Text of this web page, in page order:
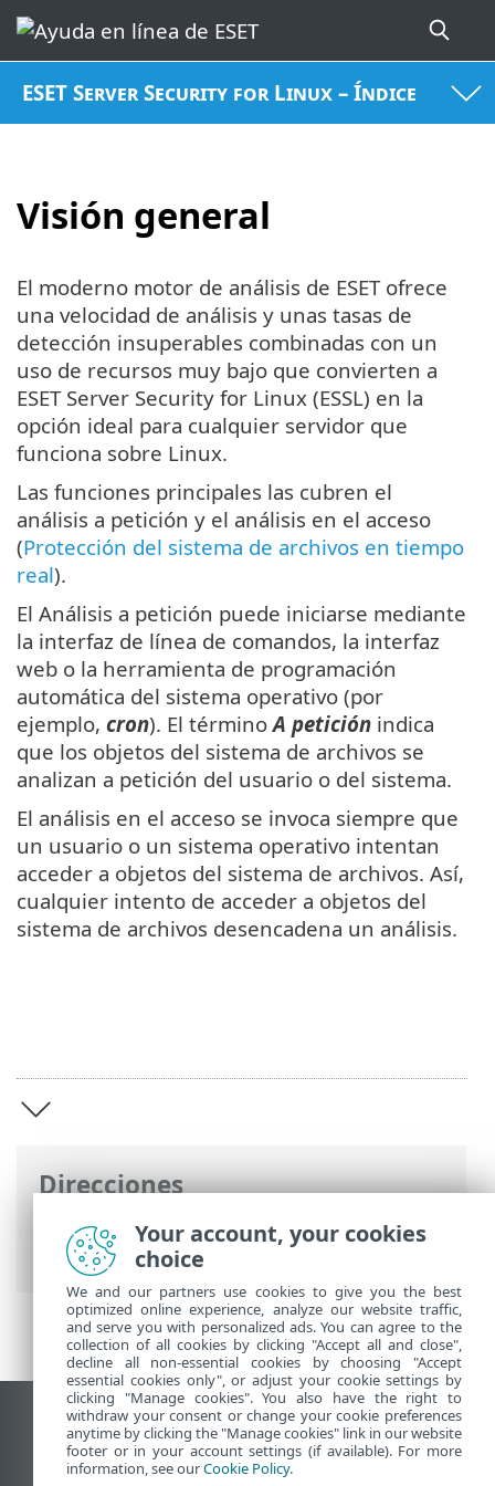
ESET Server Security for Linux – Índice
Visión general
Direcciones
Ayuda en línea de ESET> ESET Server
Security for Linux
Visión general
El moderno motor de análisis de ESET ofrece
una velocidad de análisis y unas tasas de
detección insuperables combinadas con un
uso de recursos muy bajo que convierten a
ESET Server Security for Linux (ESSL) en la
opción ideal para cualquier servidor que
funciona sobre Linux.
Las funciones principales las cubren el
análisis a petición y el análisis en el acceso
(Protección del sistema de archivos en tiempo
real).
El Análisis a petición puede iniciarse mediante
la interfaz de línea de comandos, la interfaz
web o la herramienta de programación
automática del sistema operativo (por
ejemplo, cron). El términoA petición indica
que los objetos del sistema de archivos se
analizan a petición del usuario o del sistema.
El análisis en el acceso se invoca siempre que
un usuario o un sistema operativo intentan
acceder a objetos del sistema de archivos. Así,
cualquier intento de acceder a objetos del
sistema de archivos desencadena un análisis.
Ver sitio para ordenador
End of Life
Your account, your cookies
choice
We and our partners use cookies to give you the best
optimized online experience, analyze our website traffic,
and serve you with personalized ads. You can agree to the
collection of all cookies by clicking "Accept all and close",
decline all non-essential cookies by choosing "Accept
essential cookies only", or adjust your cookie settings by
clicking "Manage cookies". You also have the right to
withdraw your consent or change your cookie preferences
anytime by clicking the "Manage cookies" link in our website
footer or in your account settings (if available). For more
information, see ourCookie Policy.